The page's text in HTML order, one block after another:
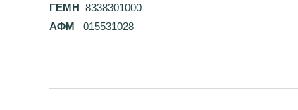
ΓΕΜΗ 8338301000
ΑΦΜ 015531028